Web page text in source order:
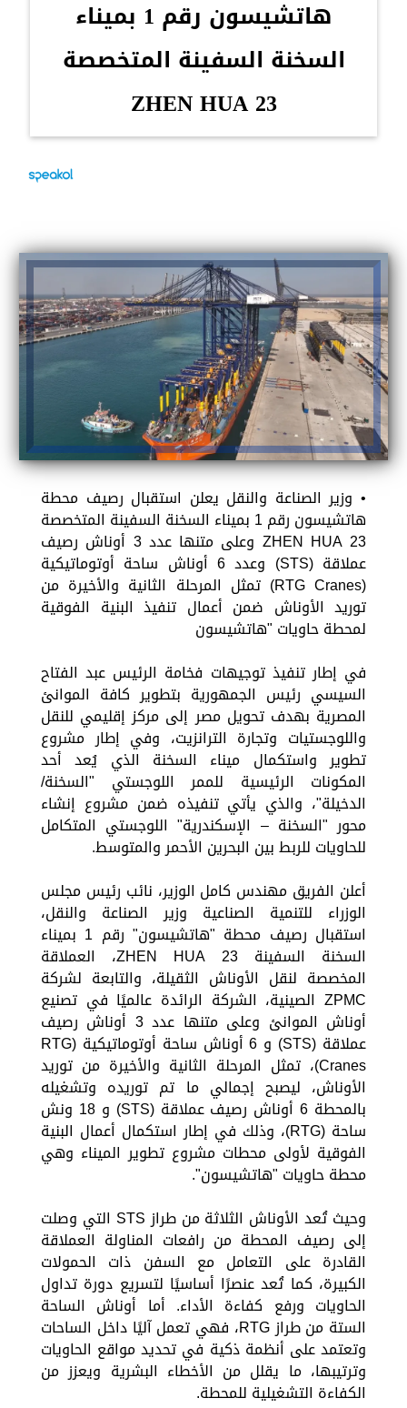
هاتشيسون رقم 1 بميناء
السخنة السفينة المتخصصة
ZHEN HUA 23
• وزير الصناعة والنقل يعلن استقبال رصيف محطة
هاتشيسون رقم 1 بميناء السخنة السفينة المتخصصة
ZHEN HUA 23 وعلى متنها عدد 3 أوناش رصيف
عملاقة (STS) وعدد 6 أوناش ساحة أوتوماتيكية
(RTG Cranes) تمثل المرحلة الثانية والأخيرة من
توريد الأوناش ضمن أعمال تنفيذ البنية الفوقية
لمحطة حاويات "هاتشيسون
في إطار تنفيذ توجيهات فخامة الرئيس عبد الفتاح
السيسي رئيس الجمهورية بتطوير كافة الموانئ
المصرية بهدف تحويل مصر إلى مركز إقليمي للنقل
واللوجستيات وتجارة الترانزيت، وفي إطار مشروع
تطوير واستكمال ميناء السخنة الذي يُعد أحد
المكونات الرئيسية للممر اللوجستي "السخنة/
الدخيلة"، والذي يأتي تنفيذه ضمن مشروع إنشاء
محور "السخنة – الإسكندرية" اللوجستي المتكامل
للحاويات للربط بين البحرين الأحمر والمتوسط.
أعلن الفريق مهندس كامل الوزير، نائب رئيس مجلس
الوزراء للتنمية الصناعية وزير الصناعة والنقل،
استقبال رصيف محطة "هاتشيسون" رقم 1 بميناء
السخنة السفينة ZHEN HUA 23، العملاقة
المخصصة لنقل الأوناش الثقيلة، والتابعة لشركة
ZPMC الصينية، الشركة الرائدة عالميًا في تصنيع
أوناش الموانئ وعلى متنها عدد 3 أوناش رصيف
عملاقة (STS) و 6 أوناش ساحة أوتوماتيكية (RTG
Cranes)، تمثل المرحلة الثانية والأخيرة من توريد
الأوناش، ليصبح إجمالي ما تم توريده وتشغيله
بالمحطة 6 أوناش رصيف عملاقة (STS) و 18 ونش
ساحة (RTG)، وذلك في إطار استكمال أعمال البنية
الفوقية لأولى محطات مشروع تطوير الميناء وهي
محطة حاويات "هاتشيسون".
وحيث تُعد الأوناش الثلاثة من طراز STS التي وصلت
إلى رصيف المحطة من رافعات المناولة العملاقة
القادرة على التعامل مع السفن ذات الحمولات
الكبيرة، كما تُعد عنصرًا أساسيًا لتسريع دورة تداول
الحاويات ورفع كفاءة الأداء. أما أوناش الساحة
الستة من طراز RTG، فهي تعمل آليًا داخل الساحات
وتعتمد على أنظمة ذكية في تحديد مواقع الحاويات
وترتيبها، ما يقلل من الأخطاء البشرية ويعزز من
الكفاءة التشغيلية للمحطة.